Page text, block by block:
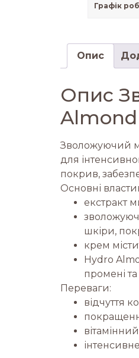
Графік
Опис
Опис
Зволожуючий
для
покрив,
Основні
екстракт
шкіри,
крем
Hydro
промені
Переваги:
відчуття